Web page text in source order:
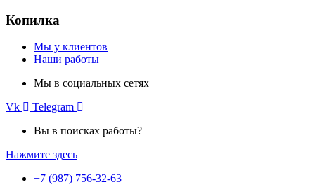
Копилка
Мы у клиентов
Наши работы
Мы в социальных сетях
Vk
Telegram
Вы в поисках работы?
Нажмите здесь
+7 (987) 756-32-63